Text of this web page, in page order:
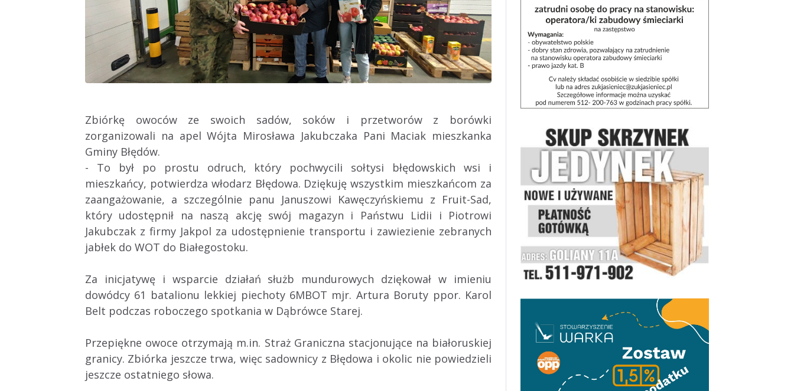
Zbiórkę owoców ze swoich sadów, soków i przetworów z borówki
zorganizowali na apel Wójta Mirosława Jakubczaka Pani Maciak mieszkanka
Gminy Błędów.
- To był po prostu odruch, który pochwycili sołtysi błędowskich wsi i
mieszkańcy, potwierdza włodarz Błędowa. Dziękuję wszystkim mieszkańcom za
zaangażowanie, a szczególnie panu Januszowi Kawęczyńskiemu z Fruit-Sad,
który udostępnił na naszą akcję swój magazyn i Państwu Lidii i Piotrowi
Jakubczak z firmy Jakpol za udostępnienie transportu i zawiezienie zebranych
jabłek do WOT do Białegostoku.
Za inicjatywę i wsparcie działań służb mundurowych dziękował w imieniu
dowódcy 61 batalionu lekkiej piechoty 6MBOT mjr. Artura Boruty ppor. Karol
Belt podczas roboczego spotkania w Dąbrówce Starej.
Przepiękne owoce otrzymają m.in. Straż Graniczna stacjonujące na białoruskiej
granicy. Zbiórka jeszcze trwa, więc sadownicy z Błędowa i okolic nie powiedzieli
jeszcze ostatniego słowa.